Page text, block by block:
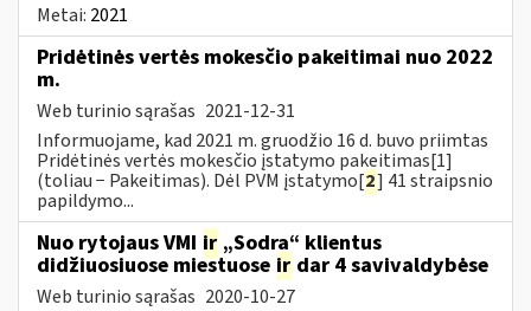
Metai: 2021
Pridėtinės vertės mokesčio pakeitimai nuo 2022
m.
Web turinio sąrašas 2021-12-31
Informuojame, kad 2021 m. gruodžio 16 d. buvo priimtas
Pridėtinės vertės mokesčio įstatymo pakeitimas[1]
(toliau − Pakeitimas). Dėl PVM įstatymo[2] 41 straipsnio
papildymo...
Nuo rytojaus VMI ir „Sodra“ klientus
didžiuosiuose miestuose ir dar 4 savivaldybėse
Web turinio sąrašas 2020-10-27